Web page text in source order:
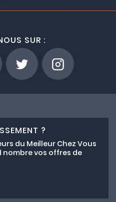
SUR :
?
du Meilleur Chez Vous
nombre vos offres de